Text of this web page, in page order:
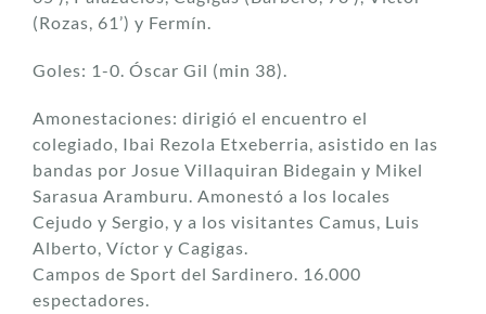
(Rozas, 61’) y Fermín.
Goles: 1-0. Óscar Gil (min 38).
Amonestaciones: dirigió el encuentro el
colegiado, Ibai Rezola Etxeberria, asistido en las
bandas por Josue Villaquiran Bidegain y Mikel
Sarasua Aramburu. Amonestó a los locales
Cejudo y Sergio, y a los visitantes Camus, Luis
Alberto, Víctor y Cagigas.
Campos de Sport del Sardinero. 16.000
espectadores.